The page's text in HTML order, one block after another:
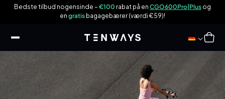
Bedste tilbud nogensinde – €100 rabat på en CGO600Pro|Plus og
en gratis bagagebærer (værdi €59)!